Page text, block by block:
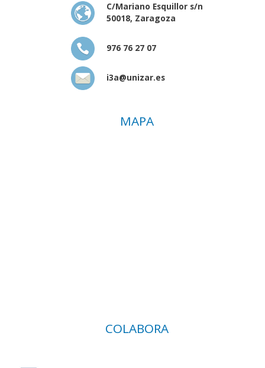
C/Mariano Esquillor s/n
50018, Zaragoza
976 76 27 07
i3a@unizar.es
MAPA
COLABORA